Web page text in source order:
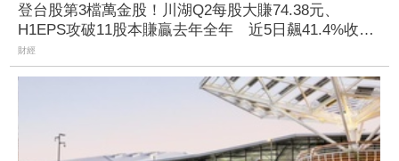
登台股第3檔萬金股！川湖Q2每股大賺74.38元、
H1EPS攻破11股本賺贏去年全年 近5日飆41.4%收
10100元
財經